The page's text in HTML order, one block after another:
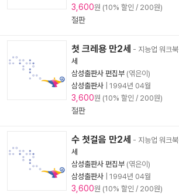
3,600원 (10% 할인 / 200원)
절판
첫 크레용 만2세 - 지능업 워크북
세
삼성출판사 편집부 (엮은이)
삼성출판사
1994년 04월
3,600원 (10% 할인 / 200원)
절판
수 첫걸음 만2세 - 지능업 워크북
세
삼성출판사 편집부 (엮은이)
삼성출판사
1994년 04월
3,600원 (10% 할인 / 200원)